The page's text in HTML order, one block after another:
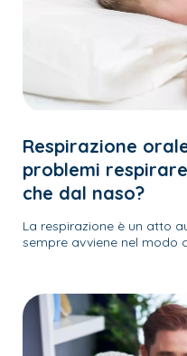
Respirazione
problemi
che dal naso?
La respirazione è un atto
sempre avviene nel modo